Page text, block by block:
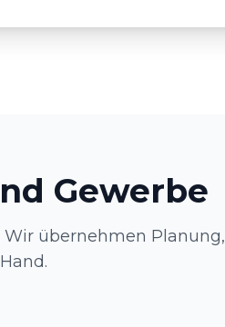
Gewerbe
Wir übernehmen Planung,